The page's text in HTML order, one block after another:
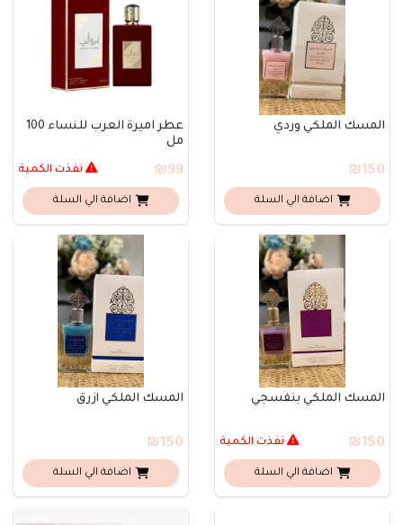
المسك الملكي وردي
₪150
اضافة الي السلة
عطر اميرة العرب للنساء 100
مل
₪99 نفذت الكمية
اضافة الي السلة
المسك الملكي بنفسجي
₪150 نفذت الكمية
اضافة الي السلة
المسك الملكي أزرق
₪150
اضافة الي السلة